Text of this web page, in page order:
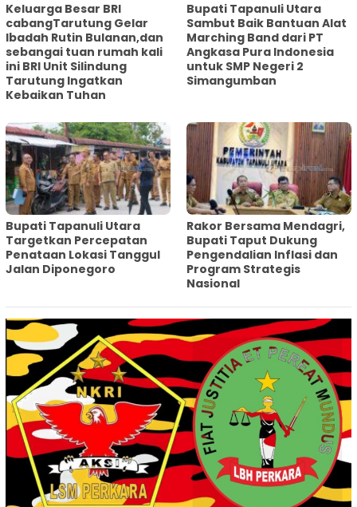
Keluarga Besar BRI
cabangTarutung Gelar
Ibadah Rutin Bulanan,dan
sebangai tuan rumah kali
ini BRI Unit Silindung
Tarutung Ingatkan
Kebaikan Tuhan
Bupati Tapanuli Utara
Sambut Baik Bantuan Alat
Marching Band dari PT
Angkasa Pura Indonesia
untuk SMP Negeri 2
Simangumban
‎Bupati Tapanuli Utara
Targetkan Percepatan
Penataan Lokasi Tanggul
Jalan Diponegoro
Rakor Bersama Mendagri,
Bupati Taput Dukung
Pengendalian Inflasi dan
Program Strategis
Nasional‎